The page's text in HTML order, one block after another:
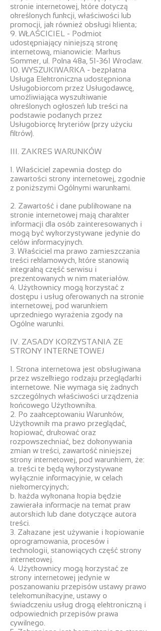
stronie internetowej, które dotyczą
określonych funkcji, właściwości lub
promocji, jak również obsługi klienta;
9. WŁAŚCICIEL - Podmiot
udostępniający niniejszą stronę
internetową, mianowicie: Markus
Sommer, ul. Polna 48a, 51-361 Wroclaw.
10. WYSZUKIWARKA - bezpłatna
Usługa Elektroniczna udostępniona
Usługobiorcom przez Usługodawcę,
umożliwiająca wyszukiwanie
określonych ogłoszeń lub treści na
podstawie podanych przez
Usługobiorcę kryteriów (przy użyciu
filtrów).
III. ZAKRES WARUNKÓW
1. Właściciel zapewnia dostęp do
zawartości strony internetowej, zgodnie
z poniższymi Ogólnymi warunkami.
2. Zawartość i dane publikowane na
stronie internetowej mają charakter
informacji dla osób zainteresowanych i
mogą być wykorzystywane jedynie do
celów informacyjnych.
3. Właściciel ma prawo zamieszczania
treści reklamowych, które stanowią
integralną część serwisu i
prezentowanych w nim materiałów.
4. Użytkownicy mogą korzystać z
dostępu i usług oferowanych na stronie
internetowej, pod warunkiem
uprzedniego wyrażenia zgody na
Ogólne warunki.
IV. ZASADY KORZYSTANIA ZE
STRONY INTERNETOWEJ
1. Strona internetowa jest obsługiwana
przez wszelkiego rodzaju przeglądarki
internetowe. Nie wymaga się żadnych
szczególnych właściwości urządzenia
końcowego Użytkownika.
2. Po zaakceptowaniu Warunków,
Użytkownik ma prawo przeglądać,
kopiować, drukować oraz
rozpowszechniać, bez dokonywania
zmian w treści, zawartość niniejszej
strony internetowej, pod warunkiem, że:
a. treści te będą wykorzystywane
wyłącznie informacyjnie, w celach
niekomercyjnych;
b. każda wykonana kopia będzie
zawierała informacje na temat praw
autorskich lub dane dotyczące autora
treści.
3. Zakazane jest używanie i kopiowanie
oprogramowania, procesów i
technologii, stanowiących część strony
internetowej.
4. Użytkownicy mogą korzystać ze
strony internetowej jedynie w
poszanowaniu przepisów ustawy prawo
telekomunikacyjne, ustawy o
świadczeniu usług drogą elektroniczną i
odpowiednich przepisów prawa
cywilnego.